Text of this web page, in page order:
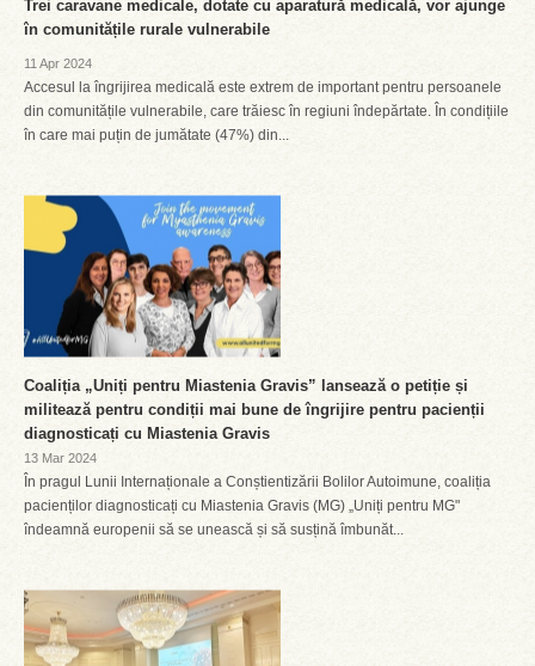
Trei caravane medicale, dotate cu aparatură medicală, vor ajunge
în comunitățile rurale vulnerabile
11 Apr 2024
Accesul la îngrijirea medicală este extrem de important pentru persoanele
din comunitățile vulnerabile, care trăiesc în regiuni îndepărtate. În condițiile
în care mai puțin de jumătate (47%) din...
Coaliția „Uniți pentru Miastenia Gravis” lansează o petiție și
militează pentru condiții mai bune de îngrijire pentru pacienții
diagnosticați cu Miastenia Gravis
13 Mar 2024
În pragul Lunii Internaționale a Conștientizării Bolilor Autoimune, coaliția
pacienților diagnosticați cu Miastenia Gravis (MG) „Uniți pentru MG"
îndeamnă europenii să se unească și să susțină îmbunăt...